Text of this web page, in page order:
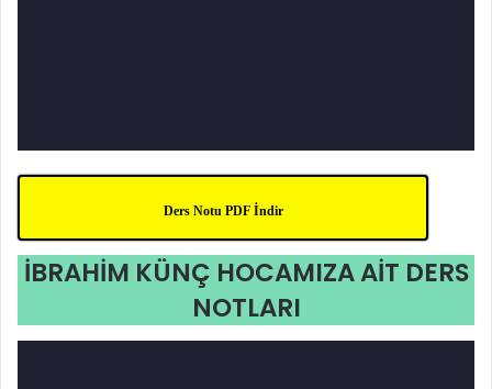
Ders Notu PDF İndir
İBRAHİM KÜNÇ HOCAMIZA AİT DERS
NOTLARI